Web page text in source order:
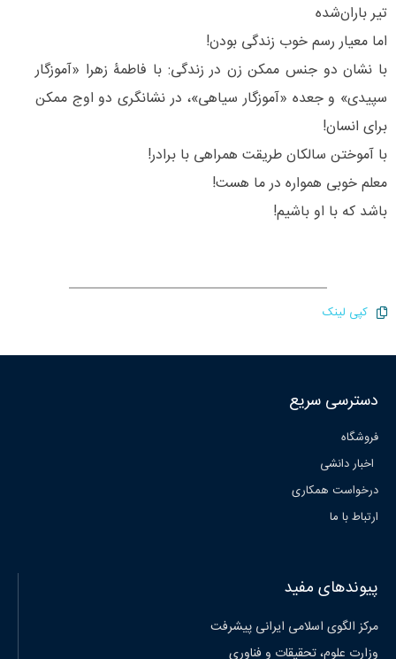
تیر باران‌شده
اما معیار رسم خوب زندگی بودن!
با نشان دو جنس ممکن زن در زندگی: با فاطمۀ زهرا «آموزگار
سپیدی» و جعده «آموزگار سیاهی»، در نشانگری دو اوج ممکن
برای انسان!
با آموختن سالکان طریقت همراهی با برادر!
معلم خوبی همواره در ما هست!
باشد که با او باشیم!
کپی لینک
دسترسی سریع
فروشگاه
اخبار دانشی
درخواست همکاری
ارتباط با ما
پیوندهای مفید
مرکز الگوی اسلامی ایرانی پیشرفت
وزارت علوم، تحقیقات و فناوری